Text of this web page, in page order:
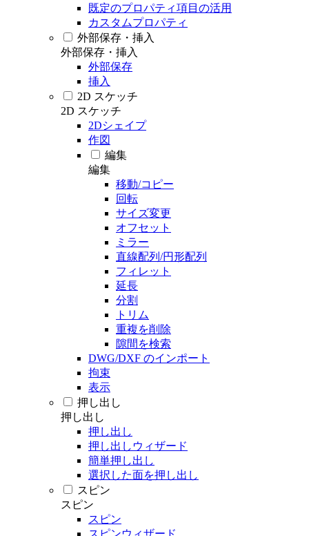
既定のプロパティ項目の活用
カスタムプロパティ
外部保存・挿入
外部保存・挿入
外部保存
挿入
2D スケッチ
2D スケッチ
2Dシェイプ
作図
編集
編集
移動/コピー
回転
サイズ変更
オフセット
ミラー
直線配列/円形配列
フィレット
延長
分割
トリム
重複を削除
隙間を検索
DWG/DXF のインポート
拘束
表示
押し出し
押し出し
押し出し
押し出しウィザード
簡単押し出し
選択した面を押し出し
スピン
スピン
スピン
スピンウィザード